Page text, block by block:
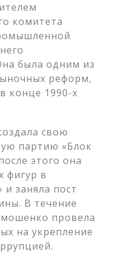
комитета
была одним из
реформ,
конце 1990-х
свою
партию «Блок
этого она
фигур в
заняла пост
В течение
провела
на укрепление